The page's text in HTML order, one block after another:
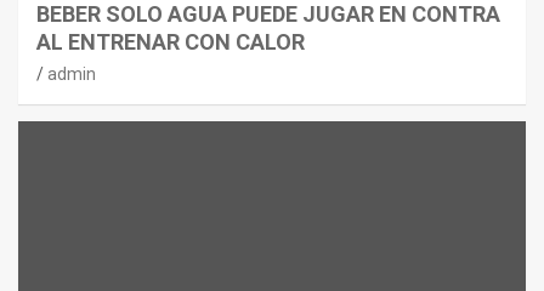
BEBER SOLO AGUA PUEDE JUGAR EN CONTRA
AL ENTRENAR CON CALOR
admin